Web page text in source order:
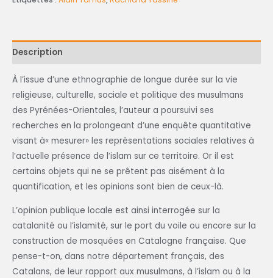
Description
À l’issue d’une ethnographie de longue durée sur la vie
religieuse, culturelle, sociale et politique des musulmans
des Pyrénées-Orientales, l’auteur a poursuivi ses
recherches en la prolongeant d’une enquête quantitative
visant à« mesurer» les représentations sociales relatives à
l’actuelle présence de l’islam sur ce territoire. Or il est
certains objets qui ne se prêtent pas aisément à la
quantification, et les opinions sont bien de ceux-là.
L’opinion publique locale est ainsi interrogée sur la
catalanité ou l’islamité, sur le port du voile ou encore sur la
construction de mosquées en Catalogne française. Que
pense-t-on, dans notre département français, des
Catalans, de leur rapport aux musulmans, à l’islam ou à la